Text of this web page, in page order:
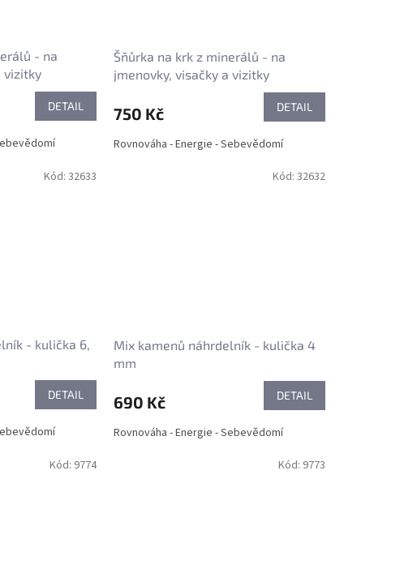
- na
vizitky
DETAIL
Šňůrka na krk z minerálů - na
jmenovky, visačky a vizitky
750 Kč DETAIL
Rovnováha - Energie - Sebevědomí
- kulička 6,
DETAIL
Kód: 32633
Mix kamenů náhrdelník - kulička 4
mm
690 Kč DETAIL
Rovnováha - Energie - Sebevědomí
Kód: 32632
Kód: 9774 Kód: 9773